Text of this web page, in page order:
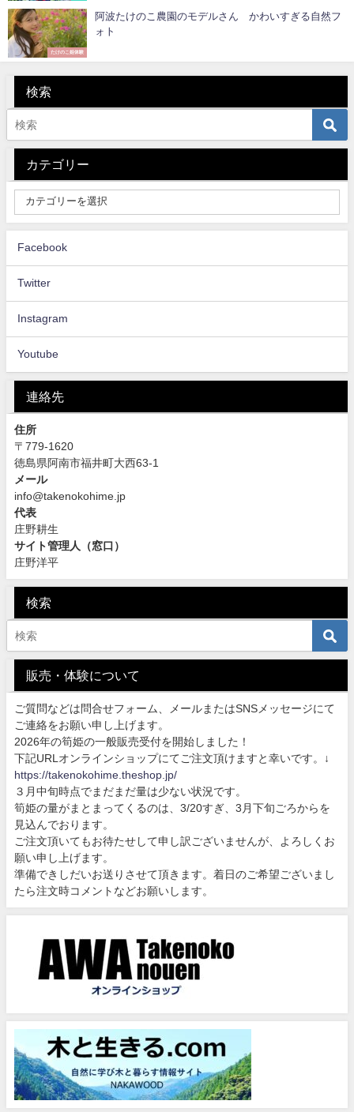
たけのこ姫体験
阿波たけのこ農園のモデルさん かわいすぎる自然フ
ォト
検索
カテゴリー
Facebook
Twitter
Instagram
Youtube
連絡先
住所
〒779-1620
徳島県阿南市福井町大西63-1
メール
info@takenokohime.jp
代表
庄野耕生
サイト管理人（窓口）
庄野洋平
検索
販売・体験について
ご質問などは問合せフォーム、メールまたはSNSメッセージにて
ご連絡をお願い申し上げます。
2026年の筍姫の一般販売受付を開始しました！
下記URLオンラインショップにてご注文頂けますと幸いです。↓
https://takenokohime.theshop.jp/
３月中旬時点でまだまだ量は少ない状況です。
筍姫の量がまとまってくるのは、3/20すぎ、3月下旬ごろからを
見込んでおります。
ご注文頂いてもお待たせして申し訳ございませんが、よろしくお
願い申し上げます。
準備できしだいお送りさせて頂きます。着日のご希望ございまし
たら注文時コメントなどお願いします。